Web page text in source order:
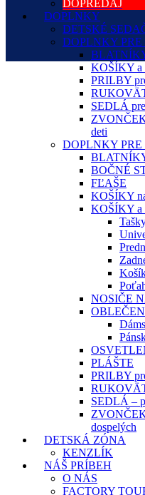
DOPREDAJ
DOPLNKY
DETSKÉ
DOPLNKY PRE
KOŠÍKY a
PRILBY
SEDLÁ
deti
DOPLNKY
BOČNÉ
FĽAŠE
KOŠÍKY
KOŠÍKY
NOSIČE
PLÁŠTE
PRILBY
SEDLÁ –
dospelých
DETSKÁ ZÓNA
KENZLÍK
NÁŠ PRÍBEH
O NÁS
FACTORY